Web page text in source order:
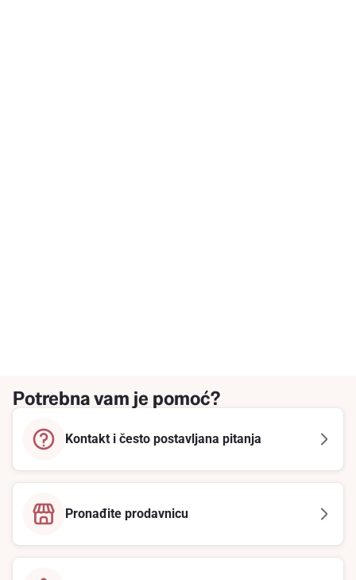
Potrebna vam je pomoć?
Kontakt i često postavljana pitanja
Pronađite prodavnicu